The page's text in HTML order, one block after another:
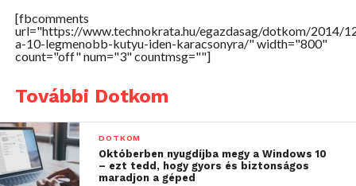
Alcor Access O819M lehet az ideális ajándék, hiszen a
8”-es IPS kijelzővel szerelt táblagép minden igényt
kielégíthet. A nyolcmagos processzor és a 2 GB RAM
akadással, az Android 4.4 KitKat-nek hála pedig a
[fbcomments
url="https://www.technokrata.hu/egazdasag/dotkom/2014/
a-10-legmenobb-kutyu-iden-karacsonyra/" width="800"
count="off" num="3" countmsg=""]
További Dotkom
DOTKOM
Októberben nyugdíjba megy a Windows 10
– ezt tedd, hogy gyors és biztonságos
maradjon a géped